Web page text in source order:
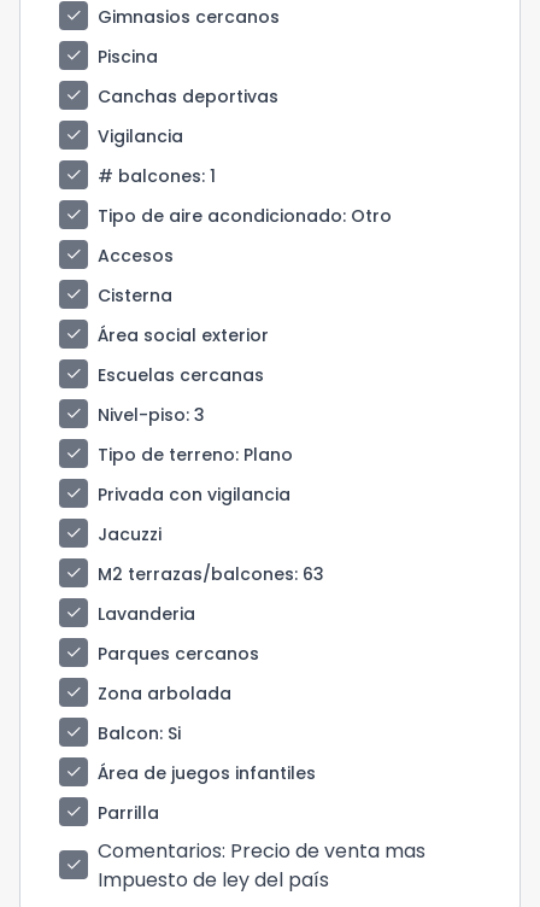
check
Gimnasios cercanos
check
Piscina
check
Canchas deportivas
check
Vigilancia
check
# balcones: 1
check
Tipo de aire acondicionado: Otro
check
Accesos
check
Cisterna
check
Área social exterior
check
Escuelas cercanas
check
Nivel-piso: 3
check
Tipo de terreno: Plano
check
Privada con vigilancia
check
Jacuzzi
check
M2 terrazas/balcones: 63
check
Lavanderia
check
Parques cercanos
check
Zona arbolada
check
Balcon: Si
check
Área de juegos infantiles
check
Parrilla
check Comentarios: Precio de venta mas
Impuesto de ley del país